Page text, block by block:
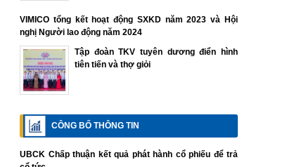
VIMICO tổng kết hoạt động SXKD năm 2023 và Hội
nghị Người lao động năm 2024
Tập đoàn TKV tuyên dương điển hình
tiên tiến và thợ giỏi
CÔNG BỐ THÔNG TIN
UBCK Chấp thuận kết quả phát hành cổ phiếu để trả